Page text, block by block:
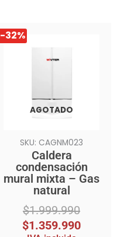
-32%
AGOTADO
SKU: CAGNM023
Caldera
condensación
mural mixta – Gas
natural
$1.999.990
El
precio
$1.359.990
El
precio